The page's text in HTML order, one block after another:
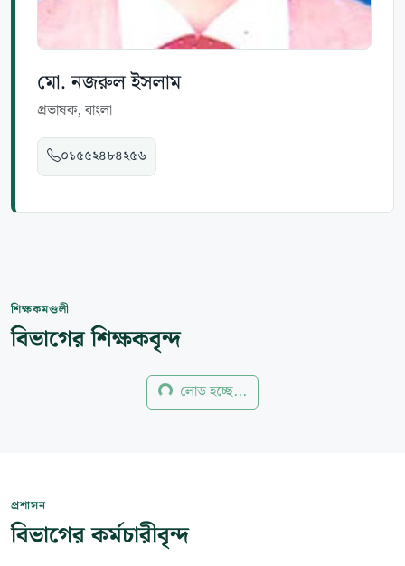
মো. নজরুল ইসলাম
প্রভাষক, বাংলা
০১৫৫২৪৮৪২৫৬
শিক্ষকমণ্ডলী
বিভাগের শিক্ষকবৃন্দ
লোড হচ্ছে...
প্রশাসন
বিভাগের কর্মচারীবৃন্দ